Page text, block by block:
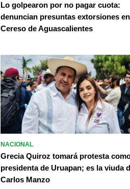
Lo golpearon por no pagar cuota:
denuncian presuntas extorsiones en
Cereso de Aguascalientes
NACIONAL
Grecia Quiroz tomará protesta
presidenta de Uruapan; es la viuda
Carlos Manzo